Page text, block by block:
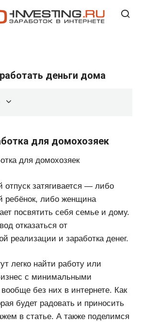
деньги дома
для домохозяек
отпуск затягивается — либо
ребёнок, либо женщина
посвятить себя семье и дому.
отказаться от
реализации и заработка денег.
легко найти работу или
с минимальными
без них в интернете. Как
будет радовать и приносить
в статье. А также поделимся